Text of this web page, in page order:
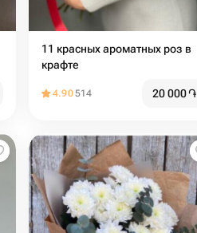
11 красных ароматных роз в
крафте
4.90514 20 000֏